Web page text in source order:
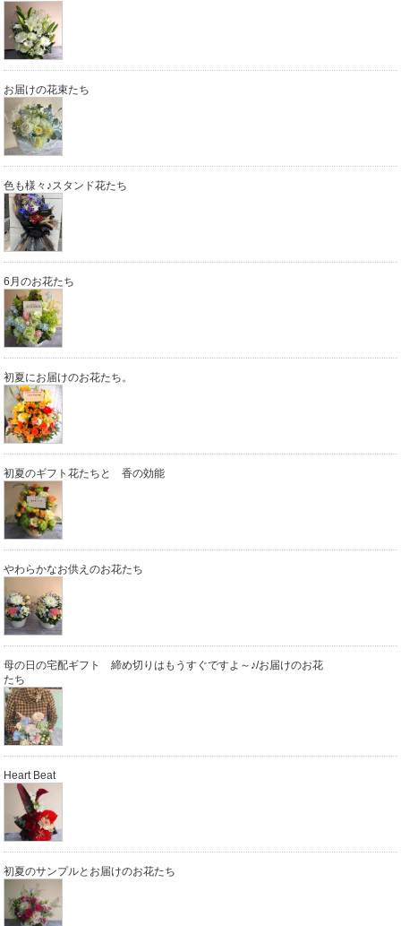
お届けの花束たち
色も様々♪スタンド花たち
6月のお花たち
初夏にお届けのお花たち。
初夏のギフト花たちと 香の効能
やわらかなお供えのお花たち
母の日の宅配ギフト 締め切りはもうすぐですよ～♪/お届けのお花
たち
Heart Beat
初夏のサンプルとお届けのお花たち